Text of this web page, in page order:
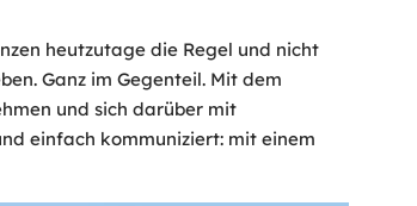
heutzutage die Regel und nicht
Ganz im Gegenteil. Mit dem
und sich darüber mit
einfach kommuniziert: mit einem